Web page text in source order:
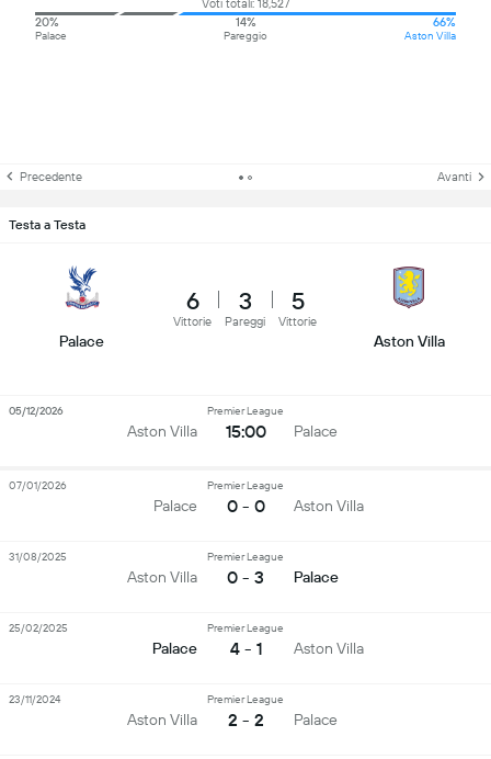
Voti totali: 18,527
20%
Palace
14%
Pareggio
66%
Aston Villa
Precedente Avanti
Testa a Testa
Palace
6
Vittorie
3
Pareggi
5
Vittorie
Aston Villa
Aston Villa
Premier League
15:00 Palace
05/12/2026
Palace
Premier League
0 - 0 Aston Villa
07/01/2026
Aston Villa
Premier League
0 - 3 Palace
31/08/2025
Palace
Premier League
4 - 1 Aston Villa
25/02/2025
Aston Villa
Premier League
2 - 2 Palace
23/11/2024